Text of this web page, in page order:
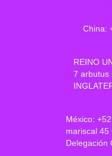
China:
REINO
7 arbutus
México:
mariscal 45
Delegación